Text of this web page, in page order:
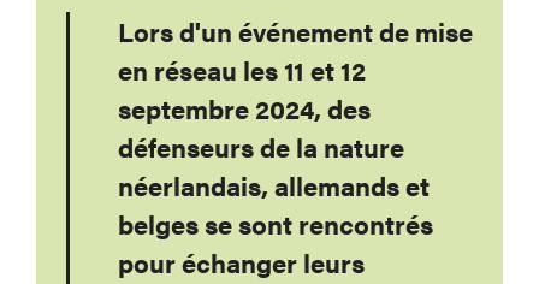
Lors d'un événement de mise
en réseau les 11 et 12
septembre 2024, des
défenseurs de la nature
néerlandais, allemands et
belges se sont rencontrés
pour échanger leurs